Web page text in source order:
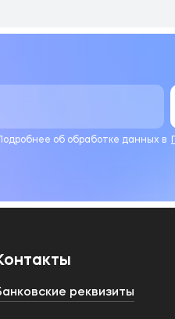
об обработке данных в
реквизиты